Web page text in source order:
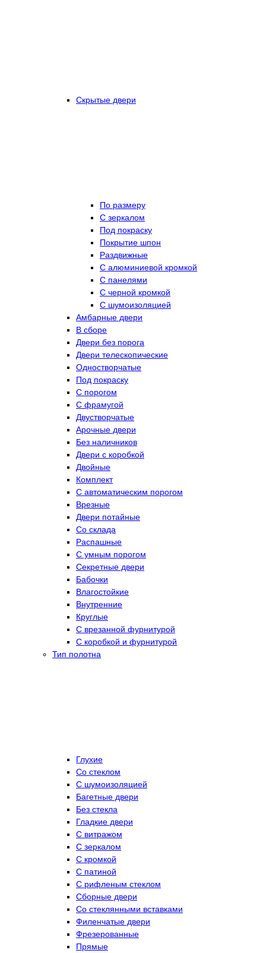
Скрытые двери
По размеру
C зеркалом
Под покраску
Покрытие шпон
Раздвижные
С алюминиевой кромкой
С панелями
С черной кромкой
С шумоизоляцией
Амбарные двери
В сборе
Двери без порога
Двери телескопические
Одностворчатые
Под покраску
С порогом
С фрамугой
Двустворчатые
Арочные двери
Без наличников
Двери с коробкой
Двойные
Комплект
С автоматическим порогом
Врезные
Двери потайные
Со склада
Распашные
С умным порогом
Секретные двери
Бабочки
Влагостойкие
Внутренние
Круглые
С врезанной фурнитурой
С коробкой и фурнитурой
Тип полотна
Глухие
Со стеклом
C шумоизоляцией
Багетные двери
Без стекла
Гладкие двери
С витражом
С зеркалом
С кромкой
С патиной
С рифленым стеклом
Сборные двери
Со стеклянными вставками
Филенчатые двери
Фрезерованные
Прямые